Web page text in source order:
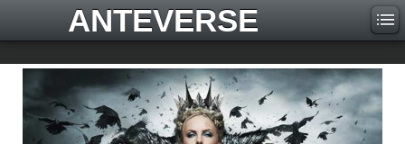
ANTEVERSE